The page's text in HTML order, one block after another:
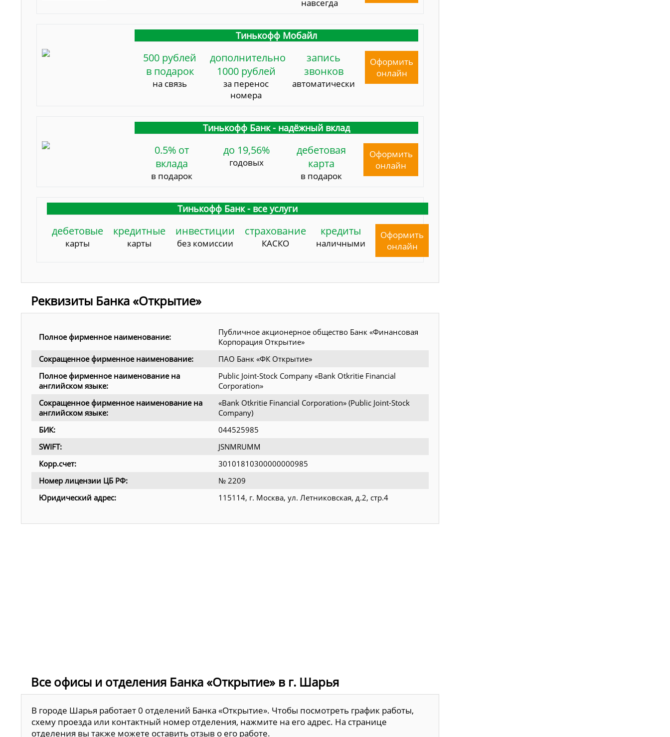
навсегда
Тинькофф Мобайл
500 рублей
в подарок
на связь
дополнительно
1000 рублей
за перенос
номера
запись
звонков
автоматически
Оформить
онлайн
Тинькофф Банк - надёжный вклад
0.5% от
вклада
в подарок
до 19,56%
годовых
дебетовая
карта
в подарок
Оформить
онлайн
Тинькофф Банк - все услуги
дебетовые
карты
кредитные
карты
инвестиции
без комиссии
страхование
КАСКО
кредиты
наличными
Оформить
онлайн
Реквизиты Банка «Открытие»
Полное фирменное наименование:
Публичное акционерное общество Банк «Финансовая
Корпорация Открытие»
Сокращенное фирменное наименование:
ПАО Банк «ФК Открытие»
Полное фирменное наименование на
английском языке:
Public Joint-Stock Company «Bank Otkritie Financial
Corporation»
Сокращенное фирменное наименование на
английском языке:
«Bank Otkritie Financial Corporation» (Public Joint-Stock
Company)
БИК:
044525985
SWIFT:
JSNMRUMM
Корр.счет:
30101810300000000985
Номер лицензии ЦБ РФ:
№ 2209
Юридический адрес:
115114, г. Москва, ул. Летниковская, д.2, стр.4
Все офисы и отделения Банка «Открытие» в г. Шарья
В городе Шарья работает 0 отделений Банка «Открытие». Чтобы посмотреть график работы,
схему проезда или контактный номер отделения, нажмите на его адрес. На странице
отделения вы также можете оставить отзыв о его работе.